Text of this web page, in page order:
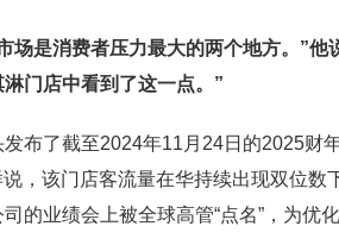
场是消费者压力最大的两个地方。 ”他
门店中看到了这一点。”
布了截至2024年11月24日的2025财
，该门店客流量在华持续出现双位数
的业绩会上被全球高管“点名”，为优